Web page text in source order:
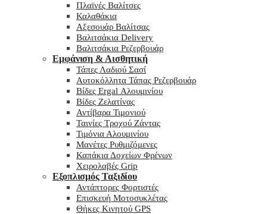
Πλαϊνές Βαλίτσες
Καλαθάκια
Αξεσουάρ Βαλίτσας
Βαλιτσάκια Delivery
Βαλιτσάκια Ρεζερβουάρ
Εμφάνιση & Αισθητική
Τάπες Λαδιού Σασί
Αυτοκόλλητα Τάπας Ρεζερβουάρ
Βίδες Ergal Αλουμινίου
Βίδες Ζελατίνας
Αντίβαρα Τιμονιού
Ταινίες Τροχού Ζάντας
Τιμόνια Αλουμινίου
Μανέτες Ρυθμιζόμενες
Καπάκια Δοχείων Φρένων
Χειρολαβές Grip
Εξοπλισμός Ταξιδίου
Αντάπτορες Φορτιστές
Επισκευή Μοτοσυκλέτας
Θήκες Κινητού GPS